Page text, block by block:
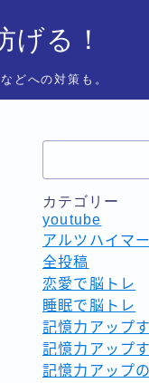
る！
どへの対策も。
カテゴリー
youtube
アルツハイマ
全投稿
恋愛で脳トレ
睡眠で脳トレ
記憶力アップ
記憶力アップ
記憶力アップ